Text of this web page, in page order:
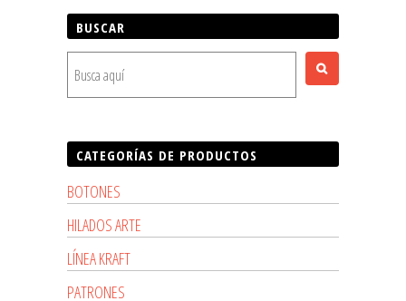
BUSCAR
CATEGORÍAS DE PRODUCTOS
BOTONES
HILADOS ARTE
LÍNEA KRAFT
PATRONES